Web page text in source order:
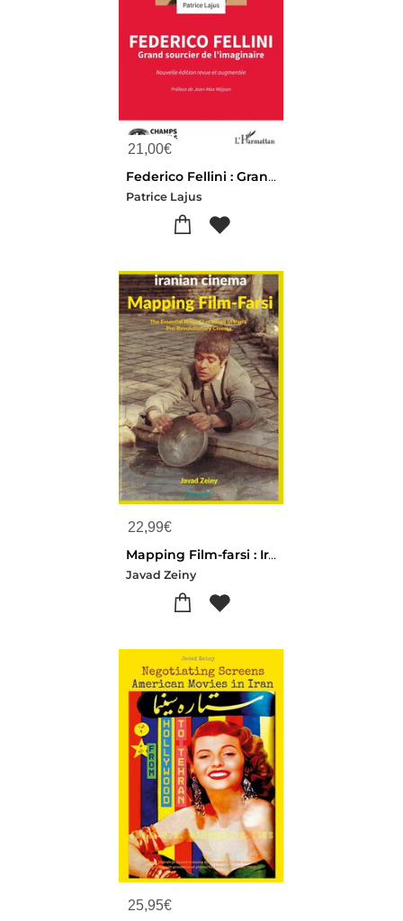
21,00€
Federico Fellini : Grand Sourcier De L'imaginaire
Patrice Lajus
22,99€
Mapping Film-farsi : Iranian Cinema The Essential Role Of Locations In Iran's Pre-revolutionary Cinema
Javad Zeiny
25,95€